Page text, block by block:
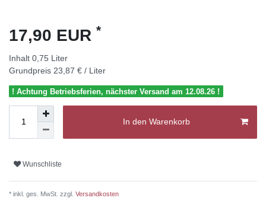
17,90 EUR *
Inhalt 0,75 Liter
Grundpreis 23,87 € / Liter
! Achtung Betriebsferien, nächster Versand am 12.08.26 !
In den Warenkorb
Wunschliste
* inkl. ges. MwSt. zzgl. Versandkosten